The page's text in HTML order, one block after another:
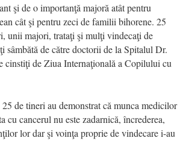
şi de o importanţă majoră atât pentru
cât şi pentru zeci de familii bihorene. 25
unii majori, trataţi şi mulţi vindecaţi de
sâmbătă de către doctorii de la Spitalul Dr.
cinstiţi de Ziua Internaţională a Copilului cu
de tineri au demonstrat că munca medicilor
cu cancerul nu este zadarnică, încrederea,
lor dar şi voinţa proprie de vindecare i-au